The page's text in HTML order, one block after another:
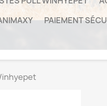
PAIEMENT